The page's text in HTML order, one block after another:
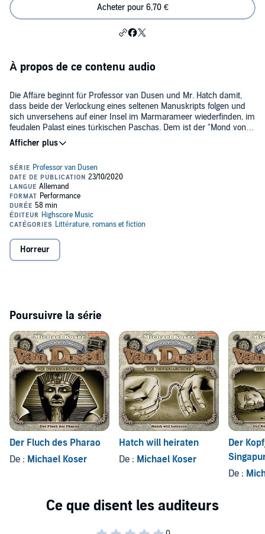
Acheter pour 6,70 €
À propos de ce contenu audio
Die Affäre beginnt für Professor van Dusen und Mr. Hatch damit,
dass beide der Verlockung eines seltenen Manuskripts folgen und
sich unversehens auf einer Insel im Marmarameer wiederfinden, im
feudalen Palast eines türkischen Paschas. Dem ist der "Mond von
Mekka", der größte Diamant der Welt, gestohlen worden - van Dusen
soll die Sache aufklären und den Klunker wieder herbeischaffen. Es
mit allen Schikanen: Bauchtanz, Wasserpfeifen, echte und falsche
Eunuchen sowie eine Entführung aus dem Serail. Nur durch eine
fantastische, vom Professor präzis geplante Flucht übers Meer
können unsere Helden ihr Leben retten.
©2019 Maritim Verlag (P)2019 Maritim Verlag
Horreur
Poursuivre la série
Der Fluch des Pharao
De : Michael Koser
Hatch will heiraten
De : Michael Koser
Der
De :